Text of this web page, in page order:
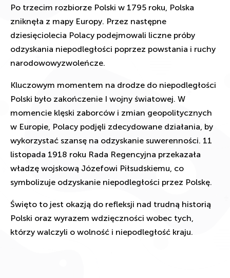
Po trzecim rozbiorze Polski w 1795 roku, Polska
zniknęła z mapy Europy. Przez następne
dziesięciolecia Polacy podejmowali liczne próby
odzyskania niepodległości poprzez powstania i ruchy
narodowowyzwoleńcze.
Kluczowym momentem na drodze do niepodległości
Polski było zakończenie I wojny światowej. W
momencie klęski zaborców i zmian geopolitycznych
w Europie, Polacy podjęli zdecydowane działania, by
wykorzystać szansę na odzyskanie suwerenności. 11
listopada 1918 roku Rada Regencyjna przekazała
władzę wojskową Józefowi Piłsudskiemu, co
symbolizuje odzyskanie niepodległości przez Polskę.
Święto to jest okazją do refleksji nad trudną historią
Polski oraz wyrazem wdzięczności wobec tych,
którzy walczyli o wolność i niepodległość kraju.